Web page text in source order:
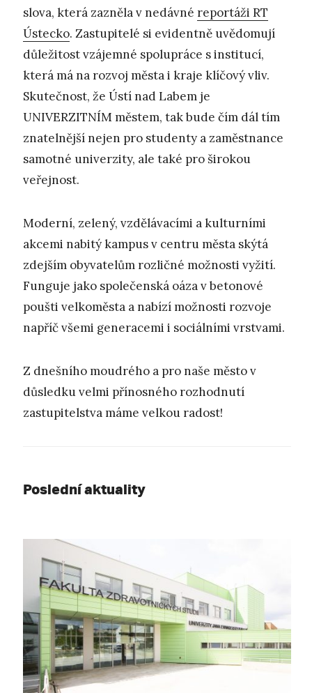
slova, která zazněla v nedávné reportáži RT
Ústecko. Zastupitelé si evidentně uvědomují
důležitost vzájemné spolupráce s institucí,
která má na rozvoj města i kraje klíčový vliv.
Skutečnost, že Ústí nad Labem je
UNIVERZITNÍM městem, tak bude čím dál tím
znatelnější nejen pro studenty a zaměstnance
samotné univerzity, ale také pro širokou
veřejnost.
Moderní, zelený, vzdělávacími a kulturními
akcemi nabitý kampus v centru města skýtá
zdejším obyvatelům rozličné možnosti vyžití.
Funguje jako společenská oáza v betonové
poušti velkoměsta a nabízí možnosti rozvoje
napříč všemi generacemi i sociálními vrstvami.
Z dnešního moudrého a pro naše město v
důsledku velmi přínosného rozhodnutí
zastupitelstva máme velkou radost!
Poslední aktuality